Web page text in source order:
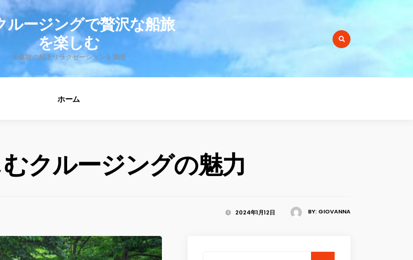
ルージングで贅沢な船旅
を楽しむ
未体験の船上リラクゼーションを満喫
ホーム
クルージングの魅力
BY: GIOVANNA
2024年1月12日